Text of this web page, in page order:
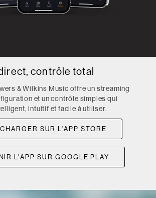
contrôle total
& Wilkins Music offre un streaming
et un contrôle simples qui
intuitif et facile à utiliser.
SUR L'APP STORE
L'APP SUR GOOGLE PLAY